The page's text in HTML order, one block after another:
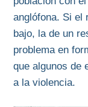
anglófona. Si el
bajo, la de un
problema en
que algunos de
a la violencia.